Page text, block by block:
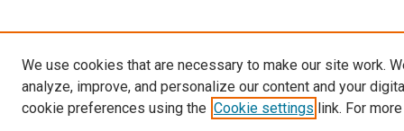
We use cookies that are necessary to make our site work.
analyze, improve, and personalize our content and your
cookie preferences using the Cookie settings link. For